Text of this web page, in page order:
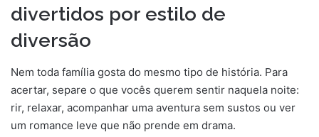
divertidos por estilo de
diversão
Nem toda família gosta do mesmo tipo de história. Para
acertar, separe o que vocês querem sentir naquela noite:
rir, relaxar, acompanhar uma aventura sem sustos ou ver
um romance leve que não prende em drama.